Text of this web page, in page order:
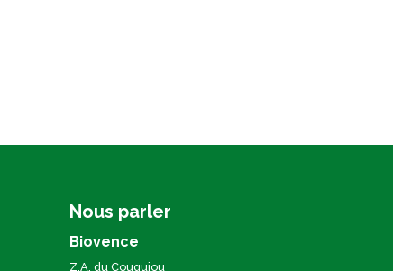
Nous parler
Biovence
Z.A. du Couquiou